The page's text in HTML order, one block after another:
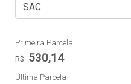
SAC
Primeira Parcela
R$ 530,14
Última Parcela